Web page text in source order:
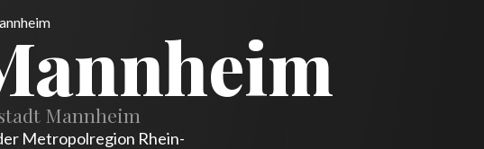
Mannheim
Metropolregion Rhein-